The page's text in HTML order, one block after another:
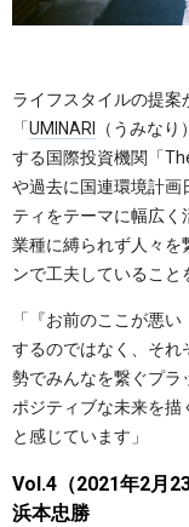
ライフスタイルの提案
「UMINARI
（うみな
する国際投資機関「
や過去に国連環境計画
ティをテーマに幅広
業種に縛られず人々を
ンで工夫していること
「『お前のここが悪
するのではなく、それ
勢でみんなを繋ぐプラ
ポジティブな未来を描
と感じています」
Vol.4（2021年2月23
浜本忠勝